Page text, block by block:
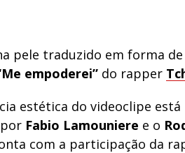
pele traduzido em forma
empoderei” do rapper
estética do videoclipe está
Fabio Lamouniere e o
com a participação da